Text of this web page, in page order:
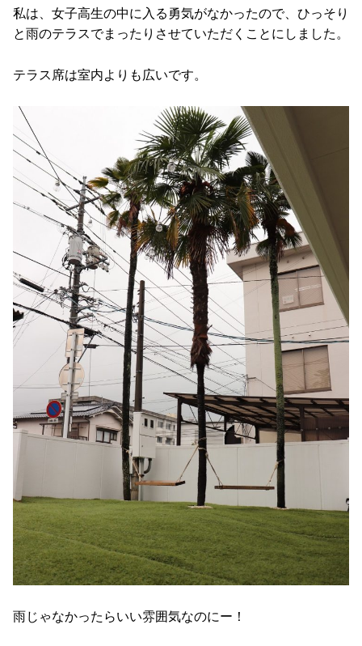
私は、女子高生の中に入る勇気がなかったので、ひっそり
と雨のテラスでまったりさせていただくことにしました。
テラス席は室内よりも広いです。
雨じゃなかったらいい雰囲気なのにー！